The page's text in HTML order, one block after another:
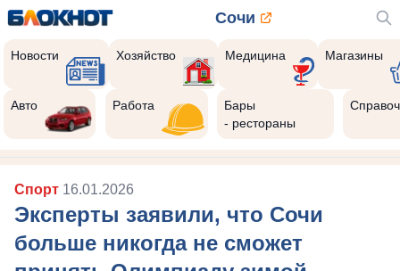
Сочи
Новости Хозяйство Медицина Магазины
Авто Работа
Бары
- рестораны
Спорт 16.01.2026
Эксперты заявили, что Сочи
больше никогда не сможет